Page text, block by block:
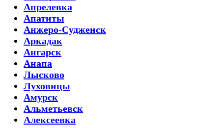
Апрелевка
Апатиты
Анжеро-Судженск
Аркадак
Ангарск
Анапа
Лысково
Луховицы
Амурск
Альметьевск
Алексеевка